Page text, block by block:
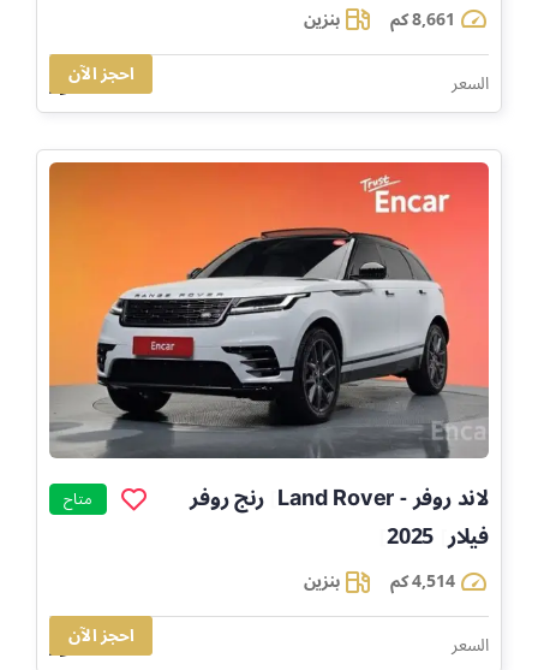
بنزين
السعر
163,840
احجز الآن
لاند روفر - Land Rover
رنج روفر
فيلار]
2025
متاح
4,514 كم
بنزين
السعر
237,769
احجز الآن